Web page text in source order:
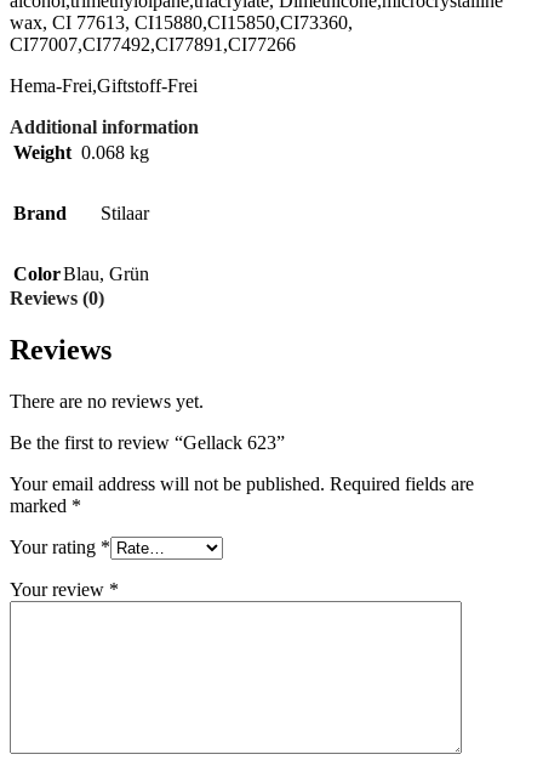
wax, CI 77613, CI15880,CI15850,CI73360,
CI77007,CI77492,CI77891,CI77266
Hema-Frei,Giftstoff-Frei
Additional information
Weight 0.068 kg
Brand Stilaar
ColorBlau, Grün
Reviews (0)
Reviews
There are no reviews yet.
Be the first to review “Gellack 623”
Your email address will not be published. Required fields are
marked *
Your rating *
Your review *